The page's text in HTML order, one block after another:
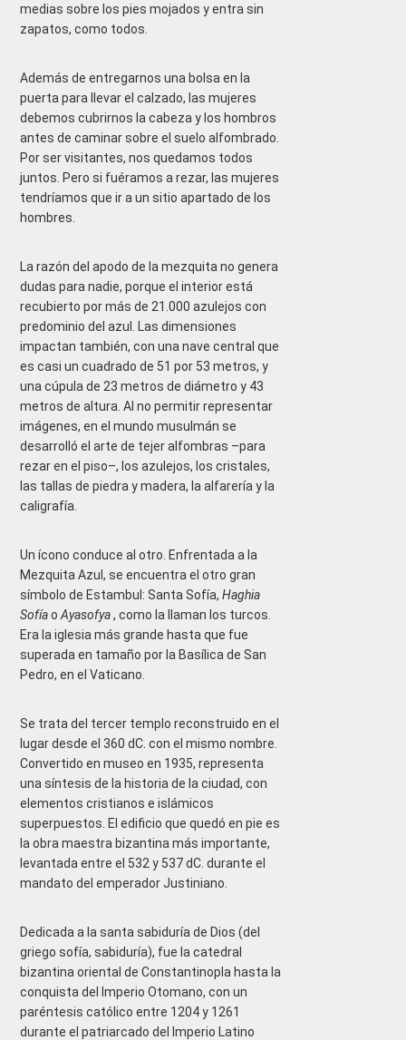
medias sobre los pies mojados y entra sin
zapatos, como todos.
Además de entregarnos una bolsa en la
puerta para llevar el calzado, las mujeres
debemos cubrirnos la cabeza y los hombros
antes de caminar sobre el suelo alfombrado.
Por ser visitantes, nos quedamos todos
juntos. Pero si fuéramos a rezar, las mujeres
tendríamos que ir a un sitio apartado de los
hombres.
La razón del apodo de la mezquita no genera
dudas para nadie, porque el interior está
recubierto por más de 21.000 azulejos con
predominio del azul. Las dimensiones
impactan también, con una nave central que
es casi un cuadrado de 51 por 53 metros, y
una cúpula de 23 metros de diámetro y 43
metros de altura. Al no permitir representar
imágenes, en el mundo musulmán se
desarrolló el arte de tejer alfombras –para
rezar en el piso–, los azulejos, los cristales,
las tallas de piedra y madera, la alfarería y la
caligrafía.
Un ícono conduce al otro. Enfrentada a la
Mezquita Azul, se encuentra el otro gran
símbolo de Estambul: Santa Sofía,Haghia
SofíaoAyasofya, como la llaman los turcos.
Era la iglesia más grande hasta que fue
superada en tamaño por la Basílica de San
Pedro, en el Vaticano.
Se trata del tercer templo reconstruido en el
lugar desde el 360 dC. con el mismo nombre.
Convertido en museo en 1935, representa
una síntesis de la historia de la ciudad, con
elementos cristianos e islámicos
superpuestos. El edificio que quedó en pie es
la obra maestra bizantina más importante,
levantada entre el 532 y 537 dC. durante el
mandato del emperador Justiniano.
Dedicada a la santa sabiduría de Dios (del
griego sofía, sabiduría), fue la catedral
bizantina oriental de Constantinopla hasta la
conquista del Imperio Otomano, con un
paréntesis católico entre 1204 y 1261
durante el patriarcado del Imperio Latino